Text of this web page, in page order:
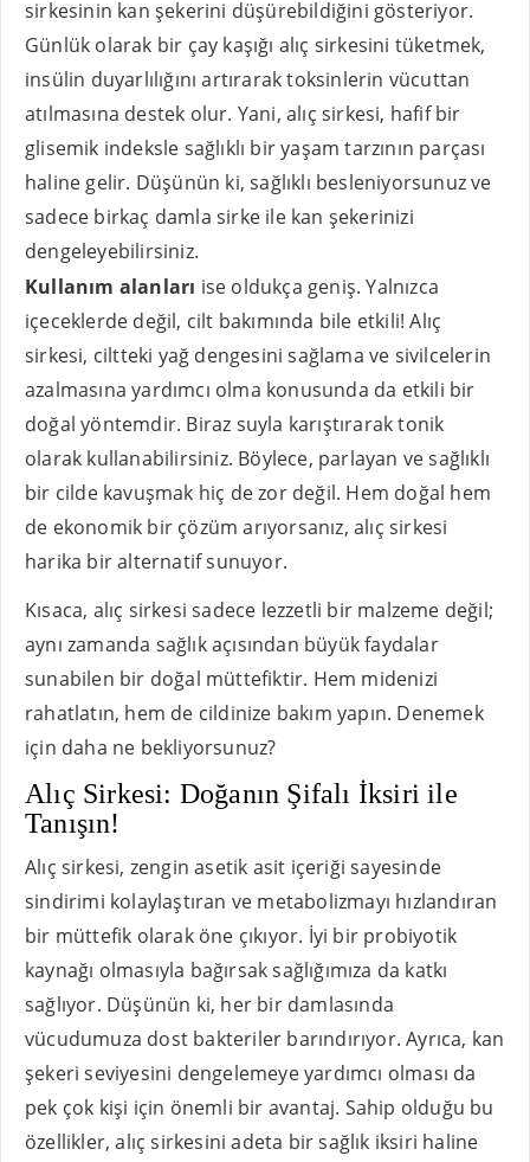
sirkesinin kan şekerini düşürebildiğini gösteriyor.
Günlük olarak bir çay kaşığı alıç sirkesini tüketmek,
insülin duyarlılığını artırarak toksinlerin vücuttan
atılmasına destek olur. Yani, alıç sirkesi, hafif bir
glisemik indeksle sağlıklı bir yaşam tarzının parçası
haline gelir. Düşünün ki, sağlıklı besleniyorsunuz ve
sadece birkaç damla sirke ile kan şekerinizi
dengeleyebilirsiniz.
Kullanım alanları ise oldukça geniş. Yalnızca
içeceklerde değil, cilt bakımında bile etkili! Alıç
sirkesi, ciltteki yağ dengesini sağlama ve sivilcelerin
azalmasına yardımcı olma konusunda da etkili bir
doğal yöntemdir. Biraz suyla karıştırarak tonik
olarak kullanabilirsiniz. Böylece, parlayan ve sağlıklı
bir cilde kavuşmak hiç de zor değil. Hem doğal hem
de ekonomik bir çözüm arıyorsanız, alıç sirkesi
harika bir alternatif sunuyor.
Kısaca, alıç sirkesi sadece lezzetli bir malzeme değil;
aynı zamanda sağlık açısından büyük faydalar
sunabilen bir doğal müttefiktir. Hem midenizi
rahatlatın, hem de cildinize bakım yapın. Denemek
için daha ne bekliyorsunuz?
Alıç Sirkesi: Doğanın Şifalı İksiri ile
Tanışın!
Alıç sirkesi, zengin asetik asit içeriği sayesinde
sindirimi kolaylaştıran ve metabolizmayı hızlandıran
bir müttefik olarak öne çıkıyor. İyi bir probiyotik
kaynağı olmasıyla bağırsak sağlığımıza da katkı
sağlıyor. Düşünün ki, her bir damlasında
vücudumuza dost bakteriler barındırıyor. Ayrıca, kan
şekeri seviyesini dengelemeye yardımcı olması da
pek çok kişi için önemli bir avantaj. Sahip olduğu bu
özellikler, alıç sirkesini adeta bir sağlık iksiri haline